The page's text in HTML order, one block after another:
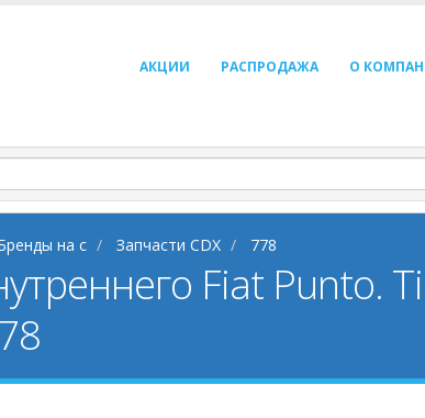
АКЦИИ РАСПРОДАЖА О
на c Запчасти CDX 778
Fiat Punto.